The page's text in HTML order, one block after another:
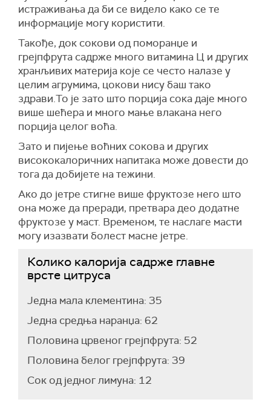
истраживања да би се видело како се те
информације могу користити.
Такође, док сокови од поморанџе и
грејпфрута садрже много витамина Ц и других
хранљивих материја које се често налазе у
целим агрумима, цокови нису баш тако
здрави.То је зато што порција сока даје много
више шећера и много мање влакана него
порција целог воћа.
Зато и пијење воћних сокова и других
висококалоричних напитака може довести до
тога да добијете на тежини.
Ако до јетре стигне више фруктозе него што
она може да преради, претвара део додатне
фруктозе у маст. Временом, те наслаге масти
могу изазвати болест масне јетре.
Колико калорија садрже главне
врсте цитруса
Једна мала клементина: 35
Једна средња наранџа: 62
Половина црвеног грејпфрута: 52
Половина белог грејпфрута: 39
Сок од једног лимуна: 12